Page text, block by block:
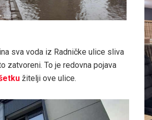
sva voda iz Radničke ulice sliva
zatvoreni. To je redovna pojava
žitelji ove ulice.